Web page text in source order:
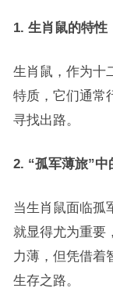
1. 生肖鼠的特性
生肖鼠，作为十
特质，它们通常
寻找出路。
2. “孤军薄旅”中
当生肖鼠面临孤
就显得尤为重要
力薄，但凭借着
生存之路。